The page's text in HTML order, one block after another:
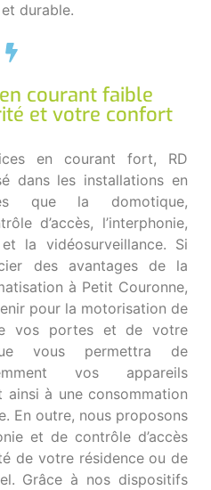
durable.
courant faible
et votre confort
en courant fort, RD
dans les installations en
que la domotique,
d’accès, l’interphonie,
la vidéosurveillance. Si
des avantages de la
à Petit Couronne,
pour la motorisation de
vos portes et de votre
vous permettra de
vos appareils
ainsi à une consommation
En outre, nous proposons
et de contrôle d’accès
de votre résidence ou de
Grâce à nos dispositifs